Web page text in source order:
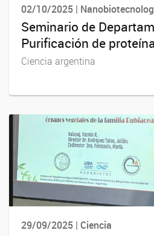
02/10/2025 |
Seminario de
Purificación de
Ciencia argentina
29/09/2025 | Ciencia